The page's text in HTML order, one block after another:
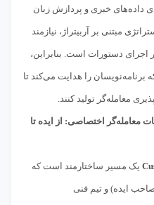
داده‌های خبری و پردازش زبان
مبتنی بر آربیتراژ، نیازمند
اجرای دستورات است. بنابراین،
را هدایت می‌کند تا
معامله‌گر تولید کنند.
معامله‌گر اختصاصی: از ایده تا
یک مسیر ساختارمند است که
ایده) و تیم فنی